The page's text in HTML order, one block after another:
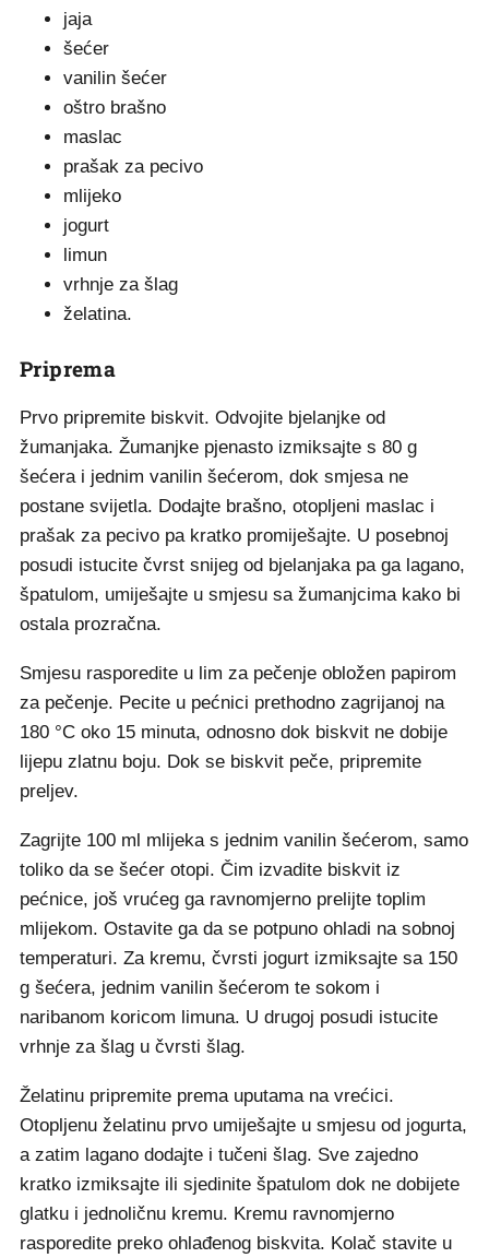
jaja
šećer
vanilin šećer
oštro brašno
maslac
prašak za pecivo
mlijeko
jogurt
limun
vrhnje za šlag
želatina.
Priprema
Prvo pripremite biskvit. Odvojite bjelanjke od
žumanjaka. Žumanjke pjenasto izmiksajte s 80 g
šećera i jednim vanilin šećerom, dok smjesa ne
postane svijetla. Dodajte brašno, otopljeni maslac i
prašak za pecivo pa kratko promiješajte. U posebnoj
posudi istucite čvrst snijeg od bjelanjaka pa ga lagano,
špatulom, umiješajte u smjesu sa žumanjcima kako bi
ostala prozračna.
Smjesu rasporedite u lim za pečenje obložen papirom
za pečenje. Pecite u pećnici prethodno zagrijanoj na
180 °C oko 15 minuta, odnosno dok biskvit ne dobije
lijepu zlatnu boju. Dok se biskvit peče, pripremite
preljev.
Zagrijte 100 ml mlijeka s jednim vanilin šećerom, samo
toliko da se šećer otopi. Čim izvadite biskvit iz
pećnice, još vrućeg ga ravnomjerno prelijte toplim
mlijekom. Ostavite ga da se potpuno ohladi na sobnoj
temperaturi. Za kremu, čvrsti jogurt izmiksajte sa 150
g šećera, jednim vanilin šećerom te sokom i
naribanom koricom limuna. U drugoj posudi istucite
vrhnje za šlag u čvrsti šlag.
Želatinu pripremite prema uputama na vrećici.
Otopljenu želatinu prvo umiješajte u smjesu od jogurta,
a zatim lagano dodajte i tučeni šlag. Sve zajedno
kratko izmiksajte ili sjedinite špatulom dok ne dobijete
glatku i jednoličnu kremu. Kremu ravnomjerno
rasporedite preko ohlađenog biskvita. Kolač stavite u